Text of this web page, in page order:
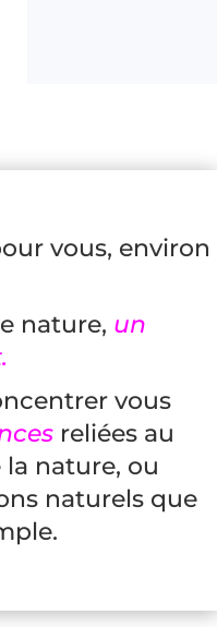
vous, environ
nature, un
vous
reliées au
la nature, ou
naturels que